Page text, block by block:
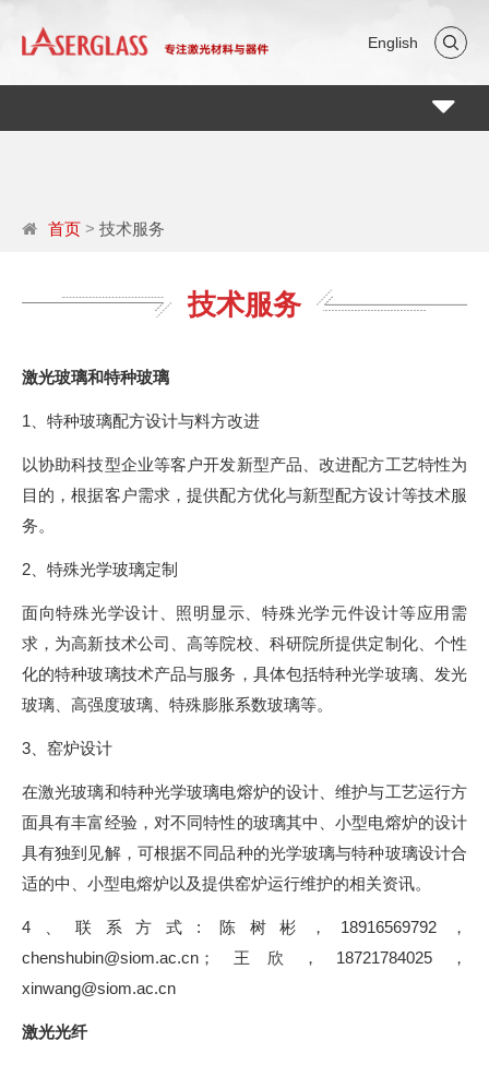
English
首页 > 技术服务
技术服务
激光玻璃和特种玻璃
1、特种玻璃配方设计与料方改进
以协助科技型企业等客户开发新型产品、改进配方工艺特性为
目的，根据客户需求，提供配方优化与新型配方设计等技术服
务。
2、特殊光学玻璃定制
面向特殊光学设计、照明显示、特殊光学元件设计等应用需
求，为高新技术公司、高等院校、科研院所提供定制化、个性
化的特种玻璃技术产品与服务，具体包括特种光学玻璃、发光
玻璃、高强度玻璃、特殊膨胀系数玻璃等。
3、窑炉设计
在激光玻璃和特种光学玻璃电熔炉的设计、维护与工艺运行方
面具有丰富经验，对不同特性的玻璃其中、小型电熔炉的设计
具有独到见解，可根据不同品种的光学玻璃与特种玻璃设计合
适的中、小型电熔炉以及提供窑炉运行维护的相关资讯。
4、联系方式: 陈树彬，18916569792，
chenshubin@siom.ac.cn；王欣，18721784025，
xinwang@siom.ac.cn
激光光纤